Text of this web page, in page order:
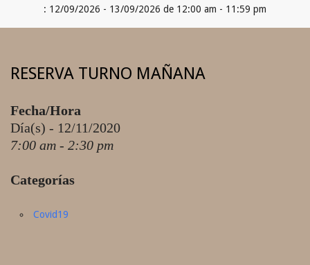
: 12/09/2026 - 13/09/2026 de 12:00 am - 11:59 pm
RESERVA TURNO MAÑANA
Fecha/Hora
Día(s) - 12/11/2020
7:00 am - 2:30 pm
Categorías
Covid19